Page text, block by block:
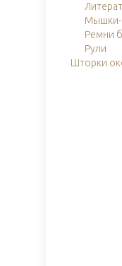
Мышки-
Ремни
Рули
Шторки